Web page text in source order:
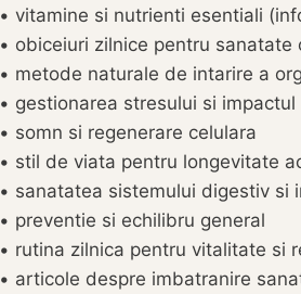
• vitamine si nutrienti esentiali
• obiceiuri zilnice pentru sanatate
• metode naturale de intarire a
• gestionarea stresului si
• somn si regenerare celulara
• stil de viata pentru longevitate
• sanatatea sistemului digestiv si
• preventie si echilibru general
• rutina zilnica pentru vitalitate si
• articole despre imbatranire